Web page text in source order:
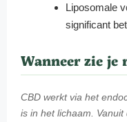
Liposomale
significant
Wanneer zie je
CBD werkt via het
is in het lichaam.